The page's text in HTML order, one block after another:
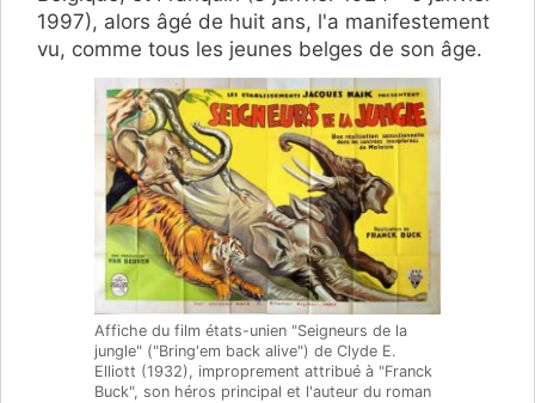
1997), alors âgé de huit ans, l'a manifestement
vu, comme tous les jeunes belges de son âge.
Affiche du film états-unien "Seigneurs de la
jungle" ("Bring'em back alive") de Clyde E.
Elliott (1932), improprement attribué à "Franck
Buck", son héros principal et l'auteur du roman